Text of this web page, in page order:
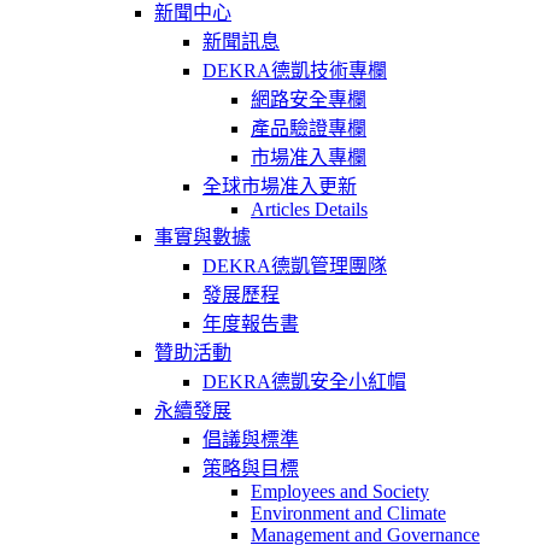
新聞中心
新聞訊息
DEKRA德凱技術專欄
網路安全專欄
產品驗證專欄
市場准入專欄
全球市場准入更新
Articles Details
事實與數據
DEKRA德凱管理團隊
發展歷程
年度報告書
贊助活動
DEKRA德凱安全小紅帽
永續發展
倡議與標準
策略與目標
Employees and Society
Environment and Climate
Management and Governance